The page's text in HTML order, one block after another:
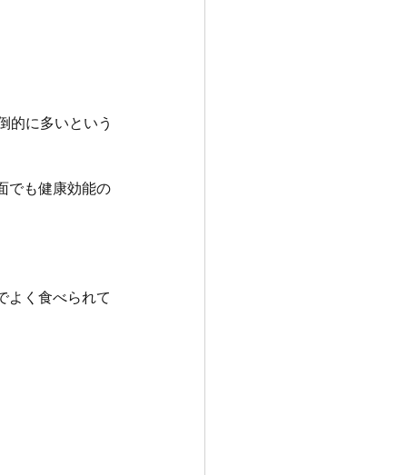
的に多いという
でも健康効能の
よく食べられて